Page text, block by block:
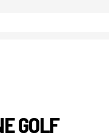
GOLF